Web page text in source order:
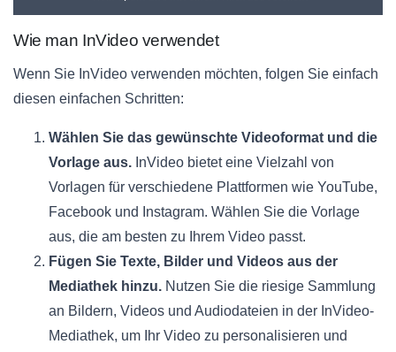
Wie man InVideo verwendet
Wenn Sie InVideo verwenden möchten, folgen Sie einfach
diesen einfachen Schritten:
Wählen Sie das gewünschte Videoformat und die
Vorlage aus. InVideo bietet eine Vielzahl von
Vorlagen für verschiedene Plattformen wie YouTube,
Facebook und Instagram. Wählen Sie die Vorlage
aus, die am besten zu Ihrem Video passt.
Fügen Sie Texte, Bilder und Videos aus der
Mediathek hinzu. Nutzen Sie die riesige Sammlung
an Bildern, Videos und Audiodateien in der InVideo-
Mediathek, um Ihr Video zu personalisieren und